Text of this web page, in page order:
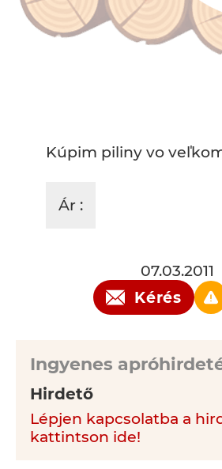
Kúpim piliny vo
Ár :
07.03.2011
Kérés
Ingyenes
Hirdető
Lépjen kapcsolatba a
kattintson ide!